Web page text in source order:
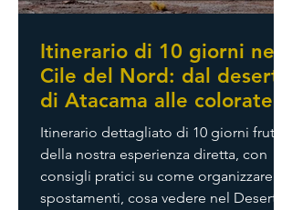
Itinerario di 10 giorni nel
Cile del Nord: dal deserto
di Atacama alle colorate
colline di Valparaíso
Itinerario dettagliato di 10 giorni frutto
della nostra esperienza diretta, con
consigli pratici su come organizzare gli
spostamenti, cosa vedere nel Deserto